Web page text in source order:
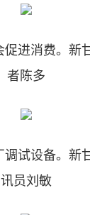
进消费。新
者陈多
试设备。新
讯员刘敏